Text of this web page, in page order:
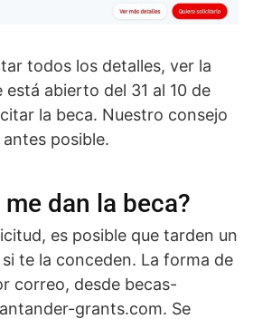
todos los detalles, ver la
abierto del 31 al 10 de
la beca. Nuestro consejo
posible.
dan la beca?
es posible que tarden un
te la conceden. La forma de
correo, desde becas-
grants.com. Se